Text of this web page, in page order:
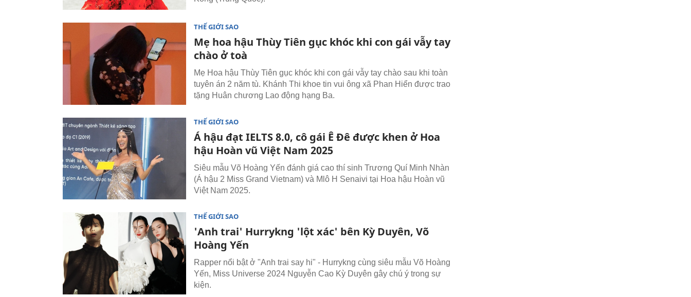
THẾ GIỚI SAO
Mẹ hoa hậu Thùy Tiên gục khóc khi con gái vẫy tay
chào ở toà
Mẹ Hoa hậu Thùy Tiên gục khóc khi con gái vẫy tay chào sau khi toàn
tuyên án 2 năm tù. Khánh Thi khoe tin vui ông xã Phan Hiển được trao
tặng Huân chương Lao động hạng Ba.
THẾ GIỚI SAO
Á hậu đạt IELTS 8.0, cô gái Ê Đê được khen ở Hoa
hậu Hoàn vũ Việt Nam 2025
Siêu mẫu Võ Hoàng Yến đánh giá cao thí sinh Trương Quí Minh Nhàn
(Á hậu 2 Miss Grand Vietnam) và Mlô H Senaivi tại Hoa hậu Hoàn vũ
Việt Nam 2025.
THẾ GIỚI SAO
'Anh trai' Hurrykng 'lột xác' bên Kỳ Duyên, Võ
Hoàng Yến
Rapper nổi bật ở "Anh trai say hi" - Hurrykng cùng siêu mẫu Võ Hoàng
Yến, Miss Universe 2024 Nguyễn Cao Kỳ Duyên gây chú ý trong sự
kiện.